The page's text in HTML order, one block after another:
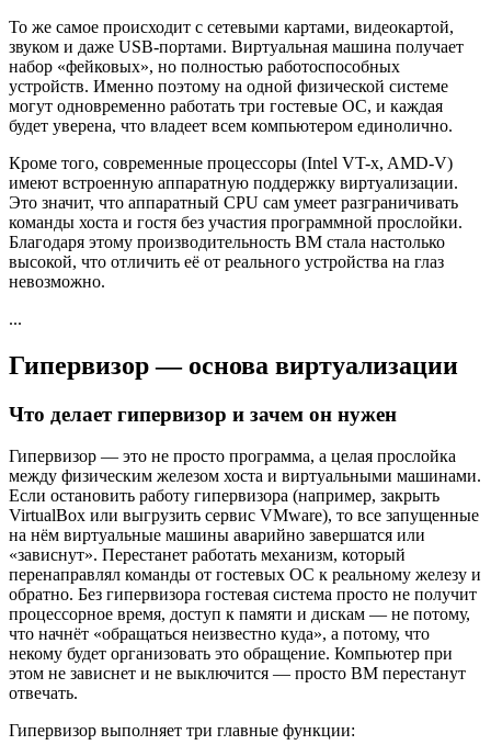
То же самое происходит с сетевыми картами, видеокартой,
звуком и даже USB-портами. Виртуальная машина получает
набор «фейковых», но полностью работоспособных
устройств. Именно поэтому на одной физической системе
могут одновременно работать три гостевые ОС, и каждая
будет уверена, что владеет всем компьютером единолично.
Кроме того, современные процессоры (Intel VT-x, AMD-V)
имеют встроенную аппаратную поддержку виртуализации.
Это значит, что аппаратный CPU сам умеет разграничивать
команды хоста и гостя без участия программной прослойки.
Благодаря этому производительность ВМ стала настолько
высокой, что отличить её от реального устройства на глаз
невозможно.
...
Гипервизор — основа виртуализации
Что делает гипервизор и зачем он нужен
Гипервизор — это не просто программа, а целая прослойка
между физическим железом хоста и виртуальными машинами.
Если остановить работу гипервизора (например, закрыть
VirtualBox или выгрузить сервис VMware), то все запущенные
на нём виртуальные машины аварийно завершатся или
«зависнут». Перестанет работать механизм, который
перенаправлял команды от гостевых ОС к реальному железу и
обратно. Без гипервизора гостевая система просто не получит
процессорное время, доступ к памяти и дискам — не потому,
что начнёт «обращаться неизвестно куда», а потому, что
некому будет организовать это обращение. Компьютер при
этом не зависнет и не выключится — просто ВМ перестанут
отвечать.
Гипервизор выполняет три главные функции: